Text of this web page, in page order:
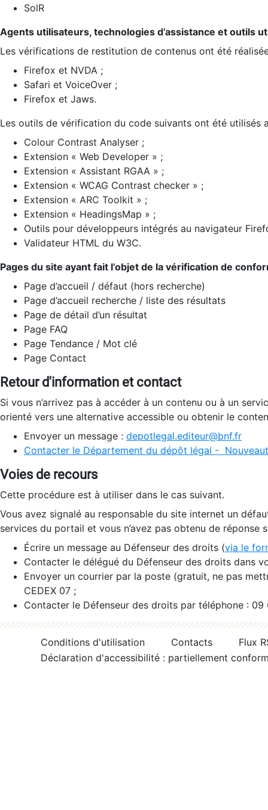
SolR
Agents utilisateurs, technologies d’assistance et outils
Les vérifications de restitution de contenus ont été
Firefox et NVDA ;
Safari et VoiceOver ;
Firefox et Jaws.
Les outils de vérification du code suivants ont été utilisés
Colour Contrast Analyser ;
Extension « Web Developer » ;
Extension « Assistant RGAA » ;
Extension « WCAG Contrast checker » ;
Extension « ARC Toolkit » ;
Extension « HeadingsMap » ;
Outils pour développeurs intégrés au navigateur
Validateur HTML du W3C.
Pages du site ayant fait l’objet de la vérification de
Page d’accueil / défaut (hors recherche)
Page d’accueil recherche / liste des résultats
Page de détail d’un résultat
Page FAQ
Page Tendance / Mot clé
Page Contact
Retour d'information et contact
Si vous n’arrivez pas à accéder à un contenu ou à un
orienté vers une alternative accessible ou obtenir le
Envoyer un message : depotlegal.editeur@bnf.fr
Contacter le Département du dépôt légal -
Voies de recours
Cette procédure est à utiliser dans le cas suivant.
Vous avez signalé au responsable du site internet un
services du portail et vous n’avez pas obtenu de réponse
Écrire un message au Défenseur des droits (via le
Contacter le délégué du Défenseur des droits dans
Envoyer un courrier par la poste (gratuit, ne pas
CEDEX 07 ;
Contacter le Défenseur des droits par téléphone :
Conditions d'utilisation Contacts
Flux
Déclaration d'accessibilité : partiellement